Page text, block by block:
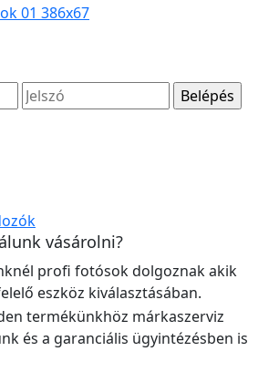
vásárolni?
profi fotósok dolgoznak akik
eszköz kiválasztásában.
termékünkhöz márkaszerviz
és a garanciális ügyintézésben is